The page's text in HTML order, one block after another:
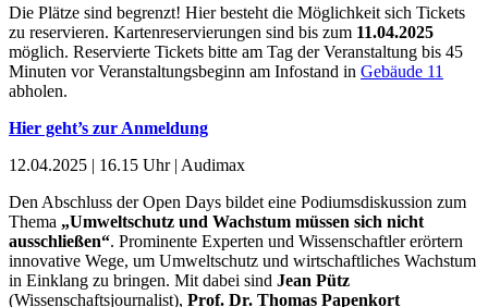
Die Plätze sind begrenzt! Hier besteht die Möglichkeit sich Tickets
zu reservieren. Kartenreservierungen sind bis zum 11.04.2025
möglich. Reservierte Tickets bitte am Tag der Veranstaltung bis 45
Minuten vor Veranstaltungsbeginn am Infostand in Gebäude 11
abholen.
Hier geht’s zur Anmeldung
12.04.2025 | 16.15 Uhr | Audimax
Den Abschluss der Open Days bildet eine Podiumsdiskussion zum
Thema „Umweltschutz und Wachstum müssen sich nicht
ausschließen“. Prominente Experten und Wissenschaftler erörtern
innovative Wege, um Umweltschutz und wirtschaftliches Wachstum
in Einklang zu bringen. Mit dabei sind Jean Pütz
(Wissenschaftsjournalist), Prof. Dr. Thomas Papenkort